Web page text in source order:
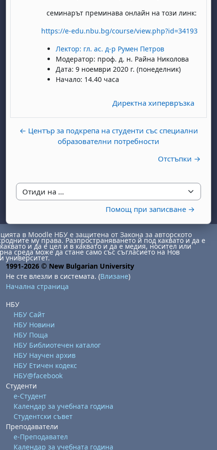
семинарът преминава онлайн на този линк:
https://e-edu.nbu.bg/course/view.php?id=34193
Лектор: гл. ас. д-р Румен Петров
Модератор: проф. д. н. Райна Николова
Дата: 9 ноември 2020 г. (понеделник)
Начало: 14.40 часа
Директна хипервръзка
← Център за подкрепа на студенти със специални
образователни потребности
Отстъпки →
Отиди на ...
Помощ при записване →
6 август
август8 август
неделя, 9 август
август
август
15 август
неделя, 16 август
неделя, 23 август
в Moodle НБУ е защитена от Закона за авторското
му права. Разпространяването й под каквато и да е
и да е цел и в каквато и да е медия, носител или
среда може да стане само със съгласието на Нов
университет.
1991-2026 © New Bulgarian University
Не сте влезли в системата. (Влизане)
Начална страница
НБУ
НБУ Сайт
НБУ Новини
НБУ Поща
НБУ Библиотечен каталог
НБУ Научен архив
НБУ Етичен кодекс
НБУ@facebook
Студенти
е-Студент
Календар за учебната година
Студентски съвет
Преподаватели
е-Преподавател
Календар за учебната година